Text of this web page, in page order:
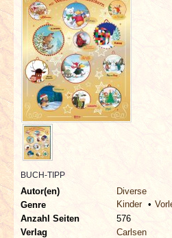
VERLOSUNGEN
INTERVIEWS
SPECIALS
REDAKTION
LINKS
ARCHIV
BUCH-TIPP
Autor(en)
Diverse
Genre
Kinder
Anzahl Seiten
576
Verlag
Carlsen